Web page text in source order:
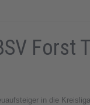
Forst
in die